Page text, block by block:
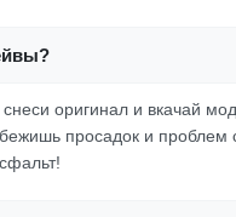
оригинал и вкачай
просадок и проблем